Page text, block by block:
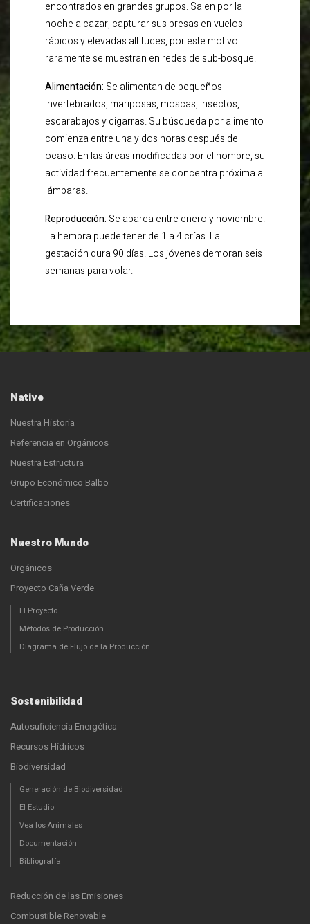
encontrados en grandes grupos. Salen por la
noche a cazar, capturar sus presas en vuelos
rápidos y elevadas altitudes, por este motivo
raramente se muestran en redes de sub-bosque.
Alimentación: Se alimentan de pequeños
invertebrados, mariposas, moscas, insectos,
escarabajos y cigarras. Su búsqueda por alimento
comienza entre una y dos horas después del
ocaso. En las áreas modificadas por el hombre, su
actividad frecuentemente se concentra próxima a
lámparas.
Reproducción: Se aparea entre enero y noviembre.
La hembra puede tener de 1 a 4 crías. La
gestación dura 90 días. Los jóvenes demoran seis
semanas para volar.
Native
Nuestra Historia
Referencia en Orgánicos
Nuestra Estructura
Grupo Económico Balbo
Certificaciones
Nuestro Mundo
Orgánicos
Proyecto Caña Verde
El Proyecto
Métodos de Producción
Diagrama de Flujo de la Producción
Sostenibilidad
Autosuficiencia Energética
Recursos Hídricos
Biodiversidad
Generación de Biodiversidad
El Estudio
Vea los Animales
Documentación
Bibliografía
Reducción de las Emisiones
Combustible Renovable